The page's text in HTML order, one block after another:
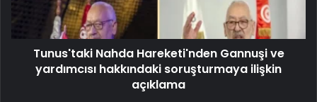
Tunus'taki Nahda Hareketi'nden Gannuşi ve
yardımcısı hakkındaki soruşturmaya ilişkin
açıklama